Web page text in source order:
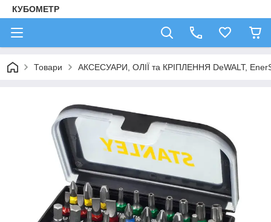
КУБОМЕТР
Товари АКСЕСУАРИ, ОЛІЇ та КРІПЛЕННЯ DeWALT,